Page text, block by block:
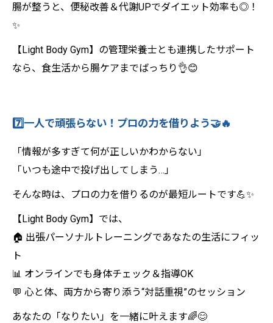
腸が整うと、便秘改善＆代謝UPでダイエット効率も◎！
✨
【Light Body Gym】の管理栄養士とも連携したサポート
なら、食生活から腸ケアまでばっちり👌😊
7️⃣一人で頑張らない！プロの力を借りよう🤝🔥
「情報が多すぎて何が正しいかわからない」
「いつも途中で投げ出してしまう…」
そんな時は、プロの力を借りるのが最短ルートです💪✨
【Light Body Gym】では、
🏠 出張パーソナルトレーニングであなたの生活にフィッ
ト
📊 オンラインでも身体チェック＆指導OK
💬 心と体、両方から寄り添う“対話重視”のセッション
あなたの「なりたい」を一緒に叶えます🌈😊